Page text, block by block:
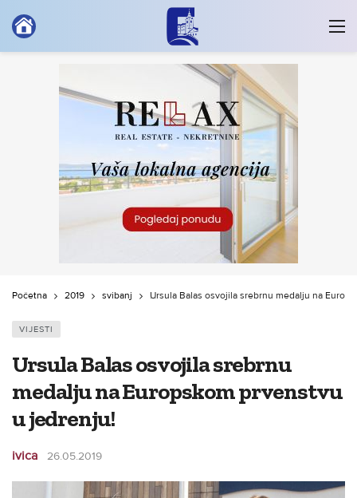
Početna 2019 svibanj Ursula Balas osvojila srebrnu medalju na
VIJESTI
Ursula Balas osvojila srebrnu
medalju na Europskom prvenstvu
u jedrenju!
ivica 26.05.2019